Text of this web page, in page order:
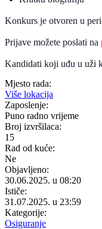
Konkurs je otvoren u
Prijave možete poslati na
Kandidati koji uđu u uži
Mjesto rada:
Više lokacija
Zaposlenje:
Puno radno vrijeme
Broj izvršilaca:
15
Rad od kuće:
Ne
Objavljeno:
30.06.2025. u 08:20
Ističe:
31.07.2025. u 23:59
Kategorije:
Osiguranje